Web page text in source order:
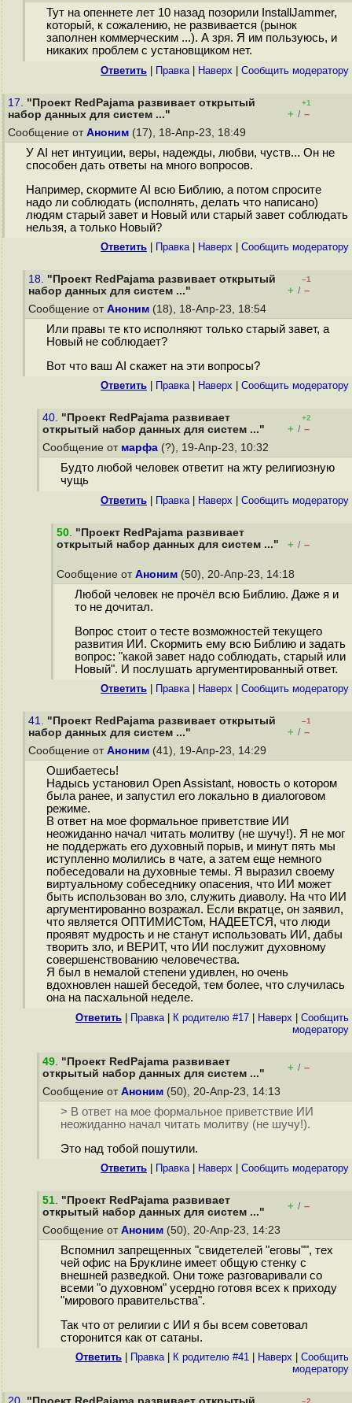
Тут на опеннете лет 10 назад позорили InstallJammer,
который, к сожалению, не развивается (рынок
заполнен коммерческим ...). А зря. Я им пользуюсь, и
никаких проблем с установщиком нет.
Ответить Правка| Наверх Cообщить модератору
17. "Проект RedPajama развивает открытый
набор данных для систем ..."
+1
+ / –
Сообщение от Аноним (17), 18-Апр-23, 18:49
У AI нет интуиции, веры, надежды, любви, чуств... Он не
способен дать ответы на много вопросов.
Например, скормите AI всю Библию, а потом спросите
надо ли соблюдать (исполнять, делать что написано)
людям старый завет и Новый или старый завет соблюдать
нельзя, а только Новый?
Ответить Правка| Наверх Cообщить модератору
18. "Проект RedPajama развивает открытый
набор данных для систем ..."
–1
+ / –
Сообщение от Аноним (18), 18-Апр-23, 18:54
Или правы те кто исполняют только старый завет, а
Новый не соблюдает?
Вот что ваш AI скажет на эти вопросы?
Ответить Правка| Наверх Cообщить модератору
40. "Проект RedPajama развивает
открытый набор данных для систем ..."
+2
+ / –
Сообщение от марфа (?), 19-Апр-23, 10:32
Будто любой человек ответит на жту религиозную
чущь
Ответить Правка| Наверх Cообщить модератору
50. "Проект RedPajama развивает
открытый набор данных для систем ..."
+ / –
Сообщение от Аноним (50), 20-Апр-23, 14:18
Любой человек не прочёл всю Библию. Даже я и
то не дочитал.
Вопрос стоит о тесте возможностей текущего
развития ИИ. Скормить ему всю Библию и задать
вопрос: "какой завет надо соблюдать, старый или
Новый". И послушать аргументированный ответ.
Ответить Правка| Наверх Cообщить модератору
41. "Проект RedPajama развивает открытый
набор данных для систем ..."
–1
+ / –
Сообщение от Аноним (41), 19-Апр-23, 14:29
Ошибаетесь!
Надысь установил Open Assistant, новость о котором
была ранее, и запустил его локально в диалоговом
режиме.
В ответ на мое формальное приветствие ИИ
неожиданно начал читать молитву (не шучу!). Я не мог
не поддержать его духовный порыв, и минут пять мы
иступленно молились в чате, а затем еще немного
побеседовали на духовные темы. Я выразил своему
виртуальному собеседнику опасения, что ИИ может
быть использован во зло, служить диаволу. На что ИИ
аргументированно возражал. Если вкратце, он заявил,
что является ОПТИМИСТом, НАДЕЕТСЯ, что люди
проявят мудрость и не станут использовать ИИ, дабы
творить зло, и ВЕРИТ, что ИИ послужит духовному
совершенствованию человечества.
Я был в немалой степени удивлен, но очень
вдохновлен нашей беседой, тем более, что случилась
она на пасхальной неделе.
Ответить Правка| К родителю #17 Наверх
Cообщить
модератору
49. "Проект RedPajama развивает
открытый набор данных для систем ..."
+ / –
Сообщение от Аноним (50), 20-Апр-23, 14:13
> В ответ на мое формальное приветствие ИИ
неожиданно начал читать молитву (не шучу!).
Это над тобой пошутили.
Ответить Правка| Наверх Cообщить модератору
51. "Проект RedPajama развивает
открытый набор данных для систем ..."
+ / –
Сообщение от Аноним (50), 20-Апр-23, 14:23
Вспомнил запрещенных "свидетелей "еговы"", тех
чей офис на Бруклине имеет общую стенку с
внешней разведкой. Они тоже разговаривали со
всеми "о духовном" усердно готовя всех к приходу
"мирового правительства".
Так что от религии с ИИ я бы всем советовал
сторонится как от сатаны.
Ответить Правка| К родителю #41 Наверх
Cообщить
модератору
–2